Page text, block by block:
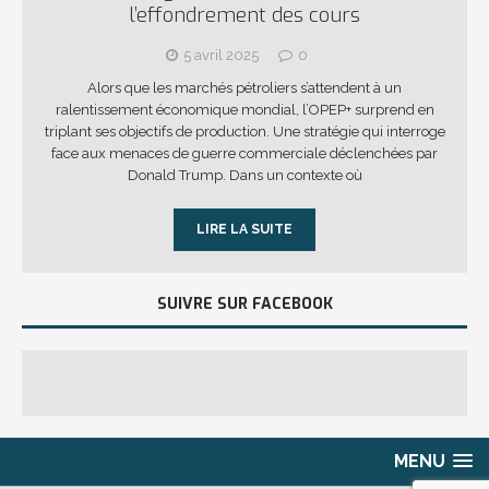
l’effondrement des cours
5 avril 2025
0
Alors que les marchés pétroliers s’attendent à un
ralentissement économique mondial, l’OPEP+ surprend en
triplant ses objectifs de production. Une stratégie qui interroge
face aux menaces de guerre commerciale déclenchées par
Donald Trump. Dans un contexte où
LIRE LA SUITE
SUIVRE SUR FACEBOOK
MENU